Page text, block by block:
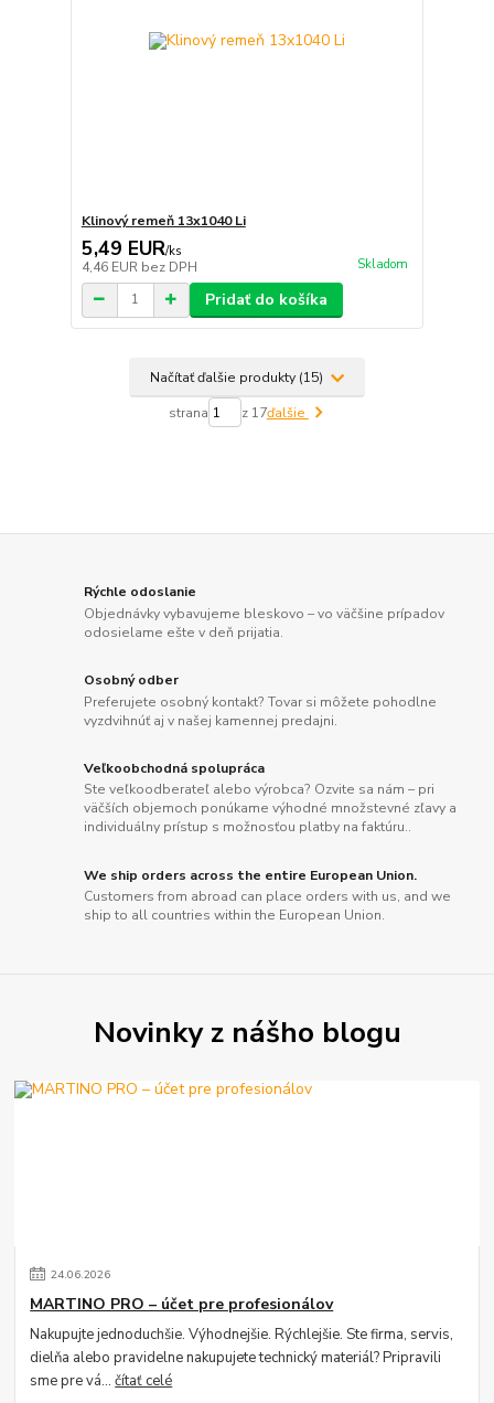
Klinový remeň 13x1040 Li
5,49 EUR/ks
4,46 EUR bez DPH Skladom
Pridať do košíka
Načítať ďalšie produkty (15)
strana z 17ďalšie
Rýchle odoslanie
Objednávky vybavujeme bleskovo – vo väčšine prípadov
odosielame ešte v deň prijatia.
Osobný odber
Preferujete osobný kontakt? Tovar si môžete pohodlne
vyzdvihnúť aj v našej kamennej predajni.
Veľkoobchodná spolupráca
Ste veľkoodberateľ alebo výrobca? Ozvite sa nám – pri
väčších objemoch ponúkame výhodné množstevné zľavy a
individuálny prístup s možnosťou platby na faktúru..
We ship orders across the entire European Union.
Customers from abroad can place orders with us, and we
ship to all countries within the European Union.
Novinky z nášho blogu
24.06.2026
MARTINO PRO – účet pre profesionálov
Nakupujte jednoduchšie. Výhodnejšie. Rýchlejšie. Ste firma, servis,
dielňa alebo pravidelne nakupujete technický materiál? Pripravili
sme pre vá...čítať celé